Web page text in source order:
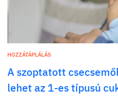
HOZZÁTÁPLÁLÁS
A szoptatott
lehet az 1-es típusú